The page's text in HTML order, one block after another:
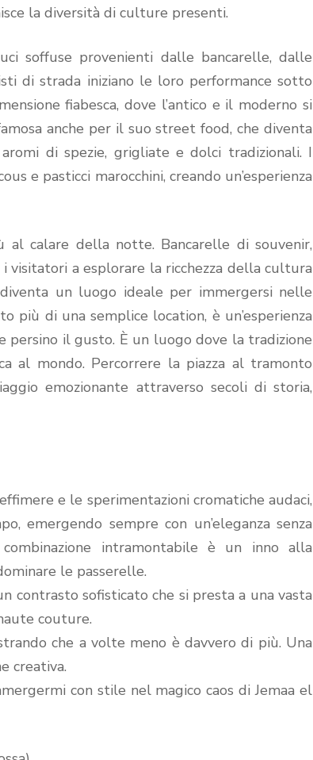
la diversità di culture presenti.
soffuse provenienti dalle bancarelle, dalle
di strada iniziano le loro performance sotto
fiabesca, dove l’antico e il moderno si
anche per il suo street food, che diventa
di spezie, grigliate e dolci tradizionali. I
e pasticci marocchini, creando un’esperienza
al calare della notte. Bancarelle di souvenir,
a esplorare la ricchezza della cultura
un luogo ideale per immergersi nelle
più di una semplice location, è un’esperienza
persino il gusto. È un luogo dove la tradizione
al mondo. Percorrere la piazza al tramonto
emozionante attraverso secoli di storia,
e le sperimentazioni cromatiche audaci,
emergendo sempre con un’eleganza senza
intramontabile è un inno alla
le passerelle.
contrasto sofisticato che si presta a una vasta
couture.
che a volte meno è davvero di più. Una
creativa.
con stile nel magico caos di Jemaa el